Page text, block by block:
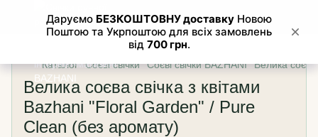
Каталог Соєві свічки Соєві свічки BAZHANI Велика
Велика соєва свічка з квітами
Bazhani "Floral Garden" / Pure
Clean (без аромату)